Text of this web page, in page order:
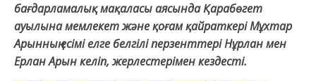
бағдарламалық мақаласы аясын­да Қарабөгет
ауылына мемлекет және қоғам қайраткері Мұхтар
Арынның есімі елге белгілі перзенттері Нұрлан мен
Ерлан Арын келіп, жерлестерімен кездесті.